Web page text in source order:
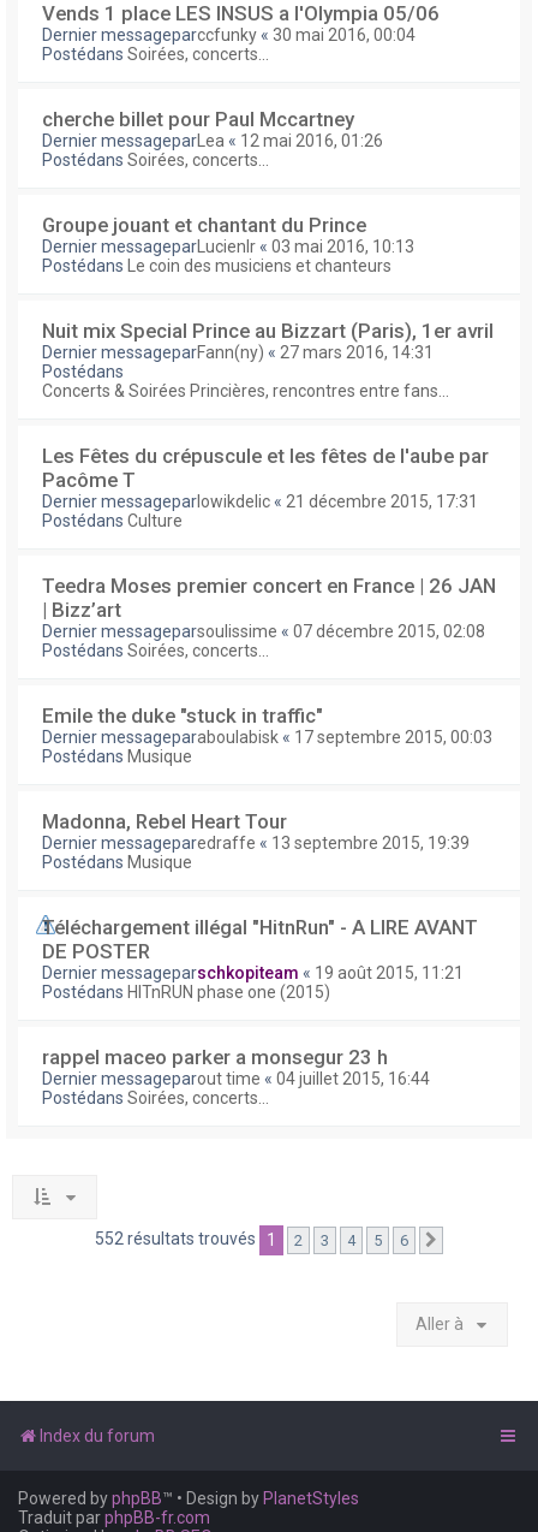
Vends 1 place LES INSUS a l'Olympia 05/06
Dernier messageparccfunky « 30 mai 2016, 00:04
Postédans Soirées, concerts...
cherche billet pour Paul Mccartney
Dernier messagepar Lea « 12 mai 2016, 01:26
Postédans Soirées, concerts...
Groupe jouant et chantant du Prince
Dernier messagepar Lucienlr « 03 mai 2016, 10:13
Postédans
Le coin des musiciens et chanteurs
Nuit mix Special Prince au Bizzart (Paris), 1er avril
Dernier messageparFann(ny) « 27 mars 2016, 14:31
Postédans
Concerts & Soirées Princières, rencontres entre fans...
Les Fêtes du crépuscule et les fêtes de l'aube par
Pacôme T
Dernier messageparlowikdelic « 21 décembre 2015, 17:31
Postédans Culture
Teedra Moses premier concert en France | 26 JAN
| Bizz’art
Dernier messageparsoulissime « 07 décembre 2015, 02:08
Postédans Soirées, concerts...
Emile the duke "stuck in traffic"
Dernier messageparaboulabisk « 17 septembre 2015, 00:03
Postédans Musique
Madonna, Rebel Heart Tour
Dernier messageparedraffe « 13 septembre 2015, 19:39
Postédans Musique
Téléchargement illégal "HitnRun" - A LIRE AVANT
DE POSTER
Dernier messageparschkopiteam « 19 août 2015, 11:21
Postédans HITnRUN phase one (2015)
rappel maceo parker a monsegur 23 h
Dernier messageparout time « 04 juillet 2015, 16:44
Postédans Soirées, concerts...
552 résultats trouvés 1 2 3 4 5 6
Aller à
Index du forum
Powered byphpBB™ • Design by PlanetStyles
Traduit parphpBB-fr.com